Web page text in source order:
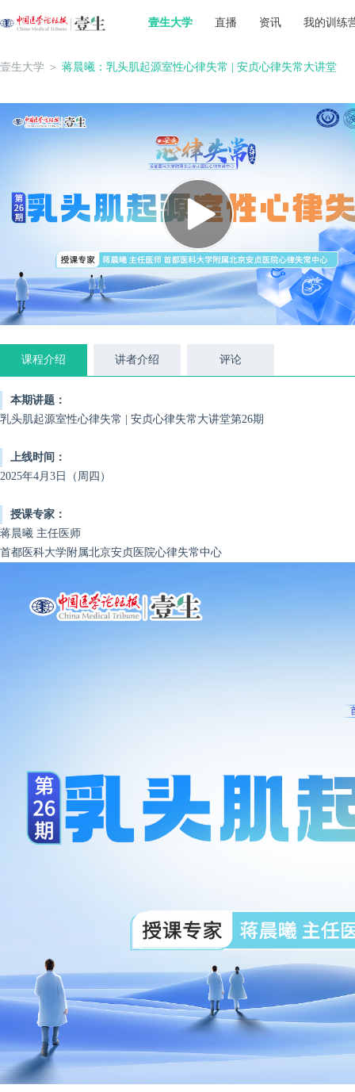
壹生大学 直播 资讯 我的训练
壹生大学 ＞ 蒋晨曦：乳头肌起源室性心律失常 | 安贞心律失常大讲堂
课程介绍 讲者介绍 评论
本期讲题：
乳头肌起源室性心律失常 | 安贞心律失常大讲堂第26期
上线时间：
2025年4月3日（周四）
授课专家：
蒋晨曦 主任医师
首都医科大学附属北京安贞医院心律失常中心